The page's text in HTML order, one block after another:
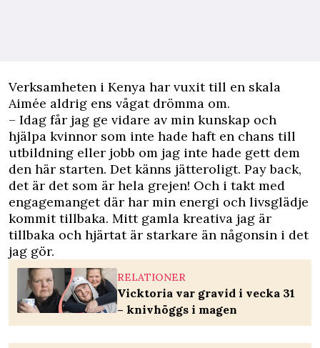
Verksamheten i Kenya har vuxit till en skala
Aimée aldrig ens vågat drömma om.
– Idag får jag ge vidare av min kunskap och
hjälpa kvinnor som inte hade haft en chans till
utbildning eller jobb om jag inte hade gett dem
den här starten. Det känns jätteroligt. Pay back,
det är det som är hela grejen! Och i takt med
engagemanget där har min energi och livsglädje
kommit tillbaka. Mitt gamla kreativa jag är
tillbaka och hjärtat är starkare än någonsin i det
jag gör.
RELATIONER
Vicktoria var gravid i vecka 31
– knivhöggs i magen